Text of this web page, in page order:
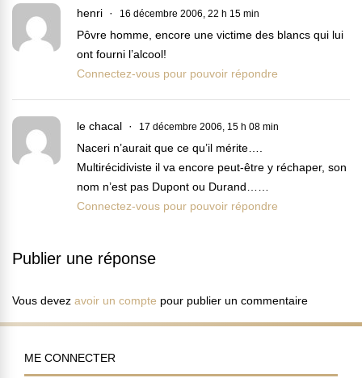
henri 16 décembre 2006, 22 h 15 min
Pôvre homme, encore une victime des blancs qui lui
ont fourni l’alcool!
Connectez-vous pour pouvoir répondre
le chacal 17 décembre 2006, 15 h 08 min
Naceri n’aurait que ce qu’il mérite….
Multirécidiviste il va encore peut-être y réchaper, son
nom n’est pas Dupont ou Durand……
Connectez-vous pour pouvoir répondre
Publier une réponse
Vous devez avoir un compte pour publier un commentaire
ME CONNECTER